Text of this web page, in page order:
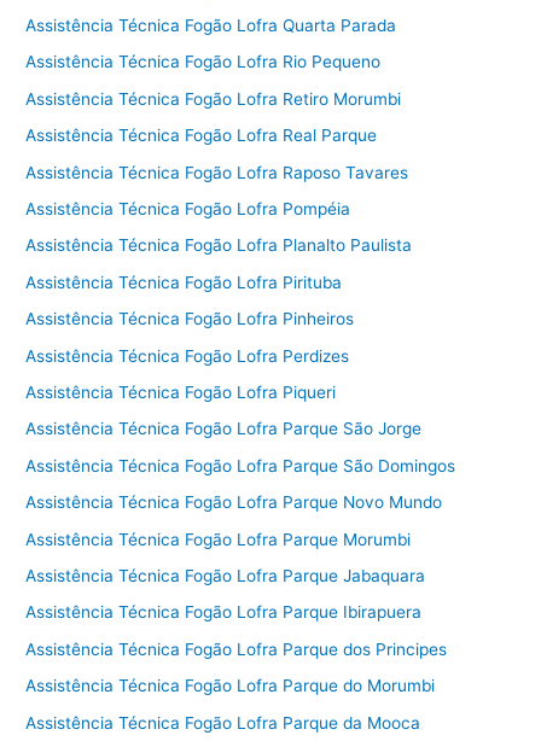
Assistência Técnica Fogão Lofra Quarta Parada
Assistência Técnica Fogão Lofra Rio Pequeno
Assistência Técnica Fogão Lofra Retiro Morumbi
Assistência Técnica Fogão Lofra Real Parque
Assistência Técnica Fogão Lofra Raposo Tavares
Assistência Técnica Fogão Lofra Pompéia
Assistência Técnica Fogão Lofra Planalto Paulista
Assistência Técnica Fogão Lofra Pirituba
Assistência Técnica Fogão Lofra Pinheiros
Assistência Técnica Fogão Lofra Perdizes
Assistência Técnica Fogão Lofra Piqueri
Assistência Técnica Fogão Lofra Parque São Jorge
Assistência Técnica Fogão Lofra Parque São Domingos
Assistência Técnica Fogão Lofra Parque Novo Mundo
Assistência Técnica Fogão Lofra Parque Morumbi
Assistência Técnica Fogão Lofra Parque Jabaquara
Assistência Técnica Fogão Lofra Parque Ibirapuera
Assistência Técnica Fogão Lofra Parque dos Principes
Assistência Técnica Fogão Lofra Parque do Morumbi
Assistência Técnica Fogão Lofra Parque da Mooca